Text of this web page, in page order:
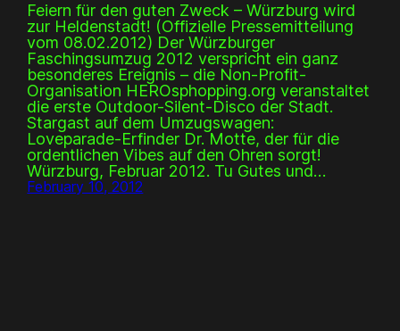
Feiern für den guten Zweck – Würzburg wird
zur Heldenstadt! (Offizielle Pressemitteilung
vom 08.02.2012) Der Würzburger
Faschingsumzug 2012 verspricht ein ganz
besonderes Ereignis – die Non-Profit-
Organisation HEROsphopping.org veranstaltet
die erste Outdoor-Silent-Disco der Stadt.
Stargast auf dem Umzugswagen:
Loveparade-Erfinder Dr. Motte, der für die
ordentlichen Vibes auf den Ohren sorgt!
Würzburg, Februar 2012. Tu Gutes und…
February 10, 2012